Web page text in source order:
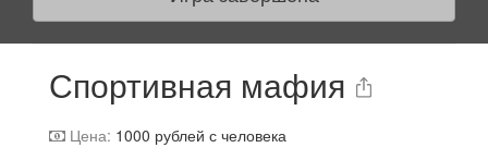
Спортивная мафия
Цена: 1000 рублей с человека